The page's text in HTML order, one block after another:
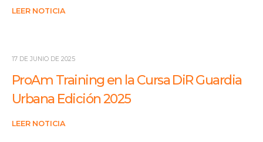
LEER NOTICIA
17 DE JUNIO DE 2025
ProAm Training en la Cursa DiR Guardia
Urbana Edición 2025
LEER NOTICIA